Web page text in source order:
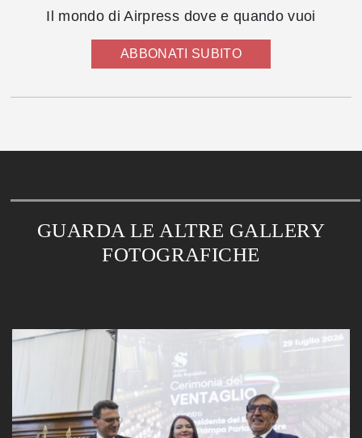
Il mondo di Airpress dove e quando vuoi
ABBONATI SUBITO
GUARDA LE ALTRE GALLERY
FOTOGRAFICHE